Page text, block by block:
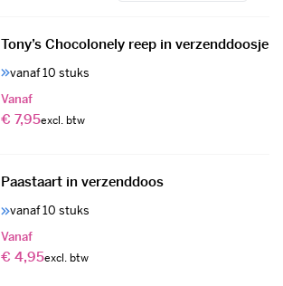
Tony’s Chocolonely reep in verzenddoosje
vanaf 10 stuks
Vanaf
€ 7,95
Paastaart in verzenddoos
vanaf 10 stuks
Vanaf
€ 4,95